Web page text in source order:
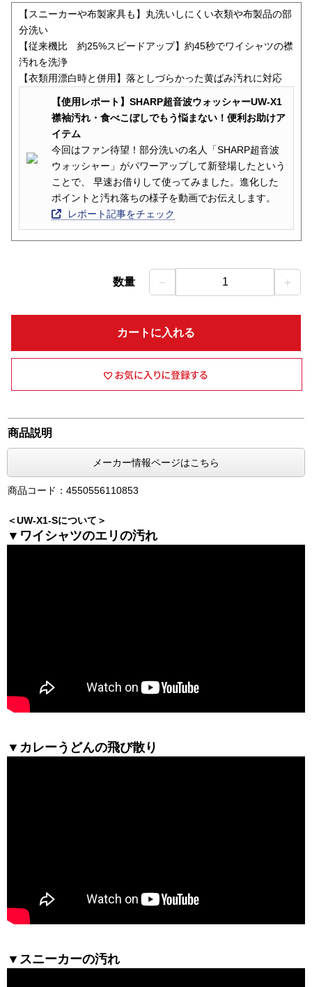
【スニーカーや布製家具も】丸洗いしにくい衣類や布製品の部
分洗い
【従来機比 約25%スピードアップ】約45秒でワイシャツの襟
汚れを洗浄
【衣類用漂白時と併用】落としづらかった黄ばみ汚れに対応
【使用レポート】SHARP超音波ウォッシャーUW-X1
襟袖汚れ・食べこぼしでもう悩まない！便利お助けア
イテム
今回はファン待望！部分洗いの名人「SHARP超音波
ウォッシャー」がパワーアップして新登場したという
ことで、 早速お借りして使ってみました。進化した
ポイントと汚れ落ちの様子を動画でお伝えします。
レポート記事をチェック
数量 － 1 ＋
カートに入れる
商品説明
メーカー情報ページはこちら
商品コード：4550556110853
＜UW-X1-Sについて＞
▼ワイシャツのエリの汚れ
▼カレーうどんの飛び散り
▼スニーカーの汚れ